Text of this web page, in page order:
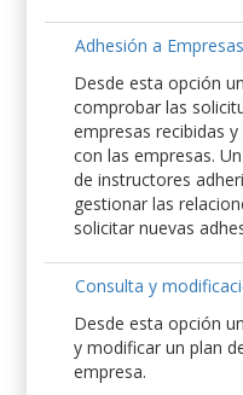
Adhesión a Empresas
Desde esta opción
comprobar las
empresas recibidas
con las empresas.
de instructores
gestionar las
solicitar nuevas
Consulta y
Desde esta opción
y modificar un plan
empresa.